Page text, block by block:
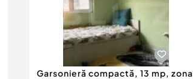
Garsonieră compactă, 13 mp, zona